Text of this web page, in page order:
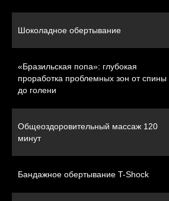
Шоколадное обертывание
«Бразильская попа»: глубокая
проработка проблемных зон от спины
до голени
Общеоздоровительный массаж 120
минут
Бандажное обертывание T-Shock